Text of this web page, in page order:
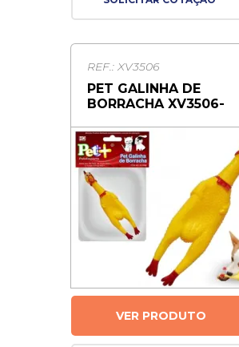
REF.: XV3506
PET GALINHA DE
BORRACHA XV3506-
VER PRODUTO